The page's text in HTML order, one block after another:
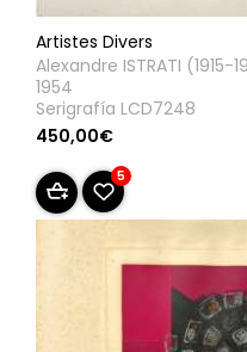
Artistes Divers
Alexandre ISTRATI
1954
Serigrafía LCD7248
450,00€
5